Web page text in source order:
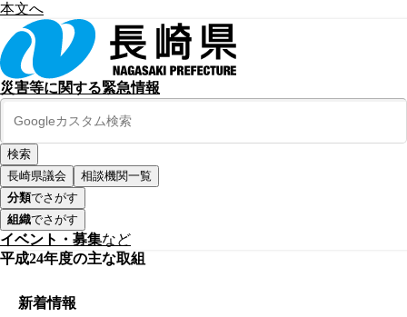
本文へ
災害等に関する緊急情報
長崎県議会
相談機関一覧
分類でさがす
組織でさがす
イベント・募集など
平成24年度の主な取組
新着情報